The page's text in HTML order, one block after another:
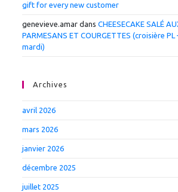
gift for every new customer
genevieve.amar dansCHEESECAKE SALÉ
PARMESANS ET COURGETTES (croisière
mardi)
Archives
avril 2026
mars 2026
janvier 2026
décembre 2025
juillet 2025